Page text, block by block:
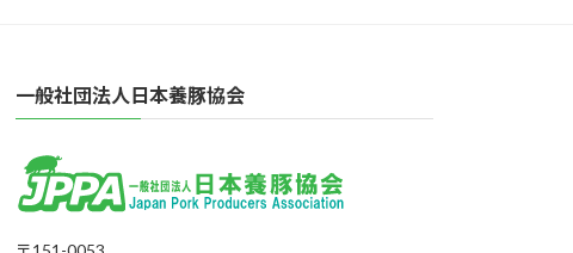
一般社団法人日本養豚協会